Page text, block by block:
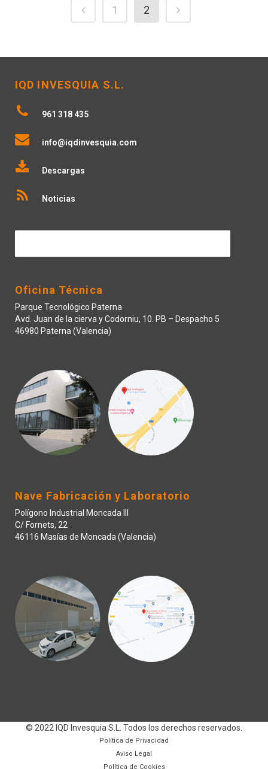
1 2
IQD INVESQUIA S.L.
961 318 435
info@iqdinvesquia.com
Descargas
Noticias
Oficina Técnica
Parque Tecnológico Paterna
Avd. Juan de la cierva y Codorniu, 10. PB – Despacho 5
46980 Paterna (Valencia)
Nave Fabricación y Laboratorio
Polígono Industrial Moncada III
C/ Fornets, 22
46116 Masías de Moncada (Valencia)
© 2022 IQD Invesquia S.L. Todos los derechos reservados.
Política de Privacidad
Aviso Legal
Política de Cookies